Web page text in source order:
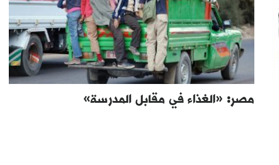
مصر: «الغذاء في مقابل المدرسة»